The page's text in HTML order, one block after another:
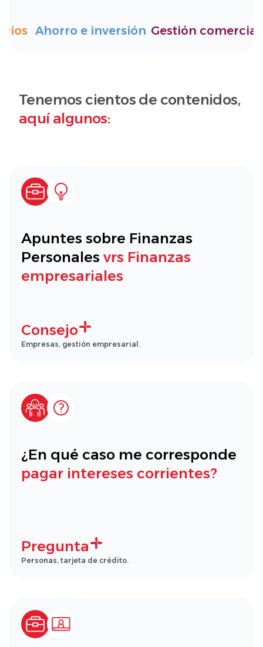
Ahorro e inversión Gestión
Tenemos cientos de contenidos,
aquí algunos:
Apuntes sobre Finanzas
Personales vrs Finanzas
empresariales
Consejo
Empresas, gestión empresarial.
¿En qué caso me corresponde
pagar intereses corrientes?
Pregunta
Personas, tarjeta de crédito.